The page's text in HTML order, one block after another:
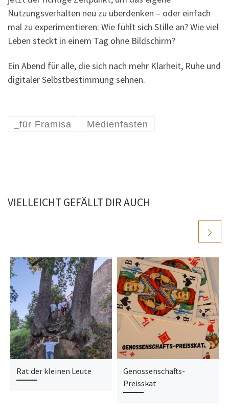
Nutzungsverhalten neu zu überdenken – oder einfach
mal zu experimentieren: Wie fühlt sich Stille an? Wie viel
Leben steckt in einem Tag ohne Bildschirm?
Ein Abend für alle, die sich nach mehr Klarheit, Ruhe und
digitaler Selbstbestimmung sehnen.
_für Framisa Medienfasten
VIELLEICHT GEFÄLLT DIR AUCH
Rat der kleinen Leute
Genossenschafts-
Preisskat